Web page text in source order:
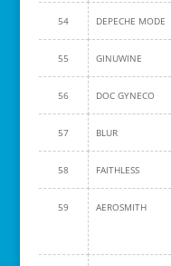
54 DEPECHE MODE
55 GINUWINE
56 DOC GYNECO
57 BLUR
58 FAITHLESS
59 AEROSMITH